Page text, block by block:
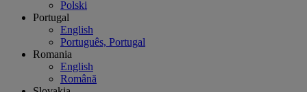
Polski
Portugal
English
Português, Portugal
Romania
English
Română